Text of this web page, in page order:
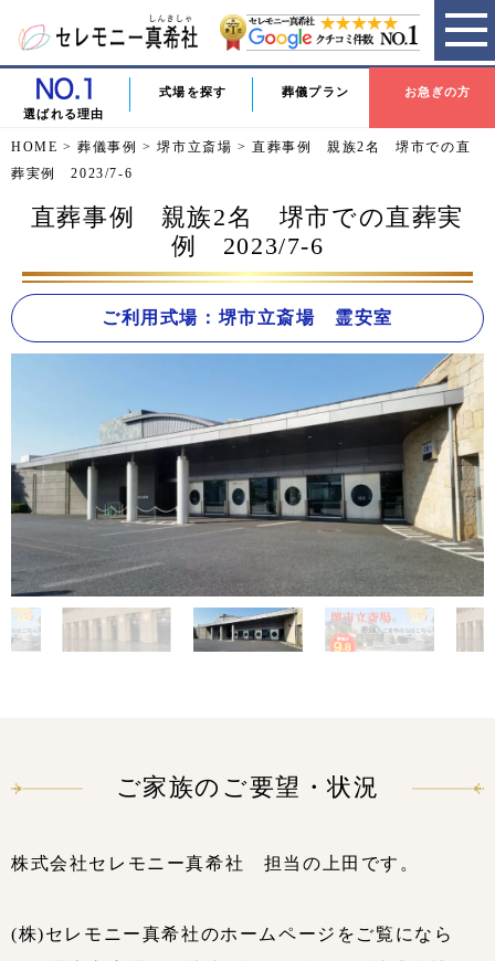
選ばれる理由
式場を探す 葬儀プラン お急ぎの方
HOME >葬儀事例 >堺市立斎場 >直葬事例 親族2名 堺市での直
葬実例 2023/7-6
直葬事例 親族2名 堺市での直葬実
例 2023/7-6
ご利用式場：堺市立斎場 霊安室
ご家族のご要望・状況
株式会社セレモニー真希社 担当の上田です。
(株)セレモニー真希社のホームページをご覧になら